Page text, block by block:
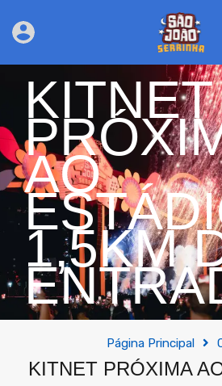
KITNET
AO
1,5KM
Página Principal
KITNET PRÓXIMA